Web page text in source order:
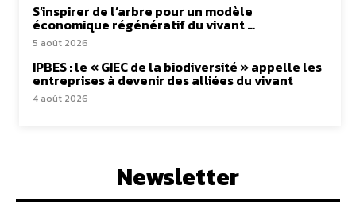
S’inspirer de l’arbre pour un modèle
économique régénératif du vivant …
5 août 2026
IPBES : le « GIEC de la biodiversité » appelle les
entreprises à devenir des alliées du vivant
4 août 2026
Newsletter